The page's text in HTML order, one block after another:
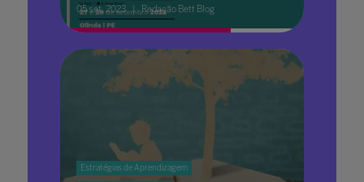
05 set. 2023 Redação Bett Blog
Estratégias de Aprendizagem